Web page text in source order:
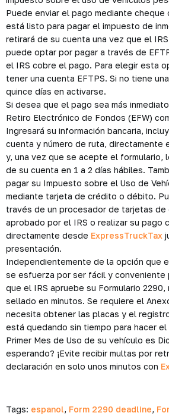
Puede enviar el pago mediante cheque
está listo para pagar el impuesto de
retirará de su cuenta una vez que el
puede optar por pagar a través de
el IRS cobre el pago. Para elegir esta
tener una cuenta EFTPS. Si no tiene
quince días en activarse.
Si desea que el pago sea más
Retiro Electrónico de Fondos (EFW)
Ingresará su información bancaria,
cuenta y número de ruta, directamente
y, una vez que se acepte el formulario,
de su cuenta en 1 a 2 días hábiles.
pagar su Impuesto sobre el Uso de
mediante tarjeta de crédito o débito.
través de un procesador de tarjetas
aprobado por el IRS o realizar su pago
directamente desde ExpressTruckTax
presentación.
Independientemente de la opción que
se esfuerza por ser fácil y conveniente
que el IRS apruebe su Formulario 2290,
sellado en minutos. Se requiere el
necesita obtener las placas y el
está quedando sin tiempo para hacer el
Primer Mes de Uso de su vehículo es
esperando? ¡Evite recibir multas por
declaración en solo unos minutos con
Tags: espanol, Form 2290 deadline,